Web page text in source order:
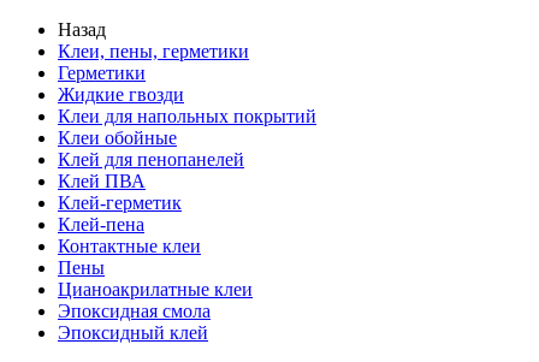
Назад
Клеи, пены, герметики
Герметики
Жидкие гвозди
Клеи для напольных покрытий
Клеи обойные
Клей для пенопанелей
Клей ПВА
Клей-герметик
Клей-пена
Контактные клеи
Пены
Цианоакрилатные клеи
Эпоксидная смола
Эпоксидный клей